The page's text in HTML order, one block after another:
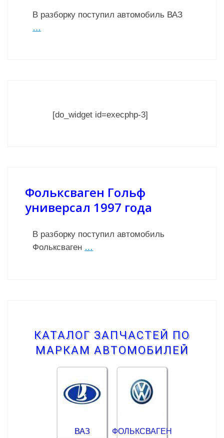
В разборку поступил автомобиль ВАЗ
…
[do_widget id=execphp-3]
Фольксваген Гольф
универсал 1997 года
В разборку поступил автомобиль
Фольксваген …
КАТАЛОГ ЗАПЧАСТЕЙ ПО
МАРКАМ АВТОМОБИЛЕЙ
ВАЗ ФОЛЬКСВАГЕН